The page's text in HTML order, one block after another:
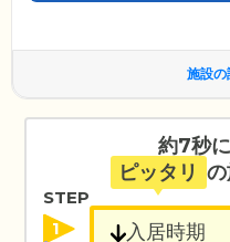
施設の
約7秒
ピッタリ
STEP
1